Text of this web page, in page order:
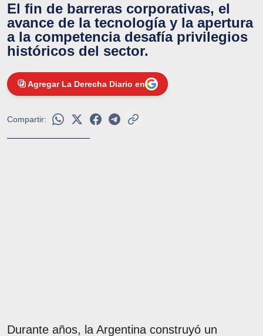
El fin de barreras corporativas, el
avance de la tecnología y la apertura
a la competencia desafía privilegios
históricos del sector.
Agregar La Derecha Diario en
Compartir:
Durante años, la Argentina construyó un